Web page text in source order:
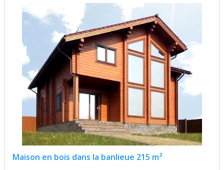
Maison en bois dans la banlieue 215 m²